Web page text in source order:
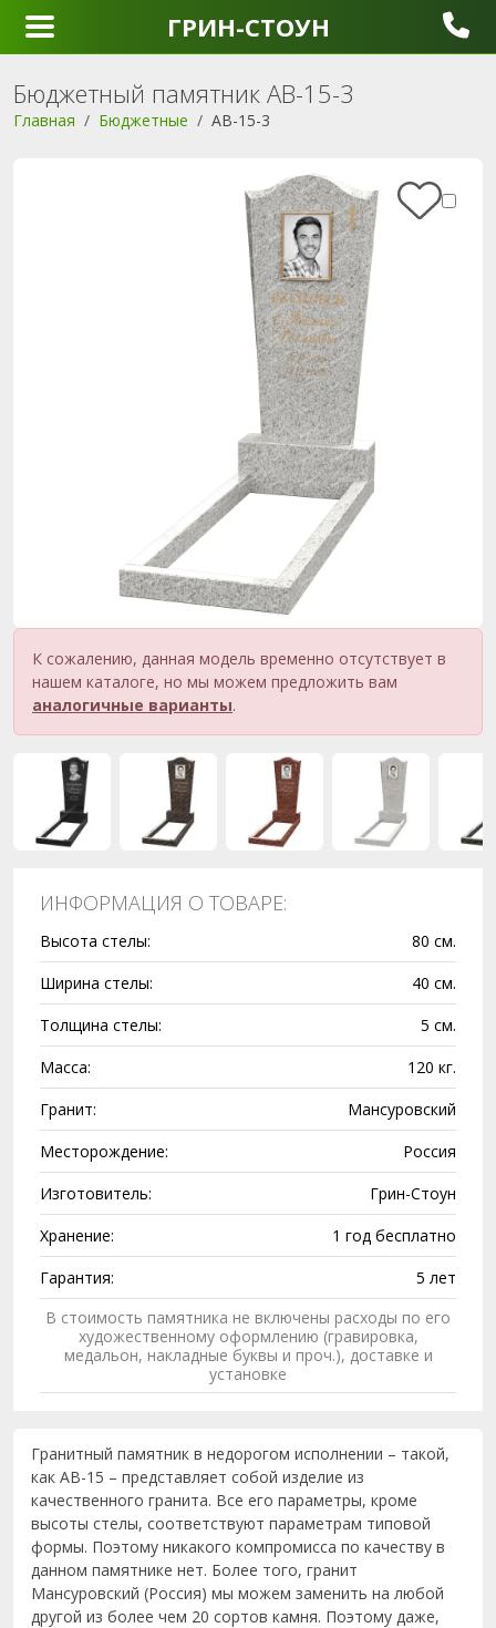
ГРИН-СТОУН
Бюджетный памятник AB-15-3
Главная Бюджетные AB-15-3
К сожалению, данная модель временно отсутствует в
нашем каталоге, но мы можем предложить вам
аналогичные варианты.
ИНФОРМАЦИЯ О ТОВАРЕ:
Высота стелы:
80 см.
Ширина стелы:
40 см.
Толщина стелы:
5 см.
Масса:
120 кг.
Гранит:
Мансуровский
Месторождение:
Россия
Изготовитель:
Грин-Стоун
Хранение:
1 год бесплатно
Гарантия:
5 лет
В стоимость памятника не включены расходы по его
художественному оформлению (гравировка,
медальон, накладные буквы и проч.), доставке и
установке
Гранитный памятник в недорогом исполнении – такой,
как AB-15 – представляет собой изделие из
качественного гранита. Все его параметры, кроме
высоты стелы, соответствуют параметрам типовой
формы. Поэтому никакого компромисса по качеству в
данном памятнике нет. Более того, гранит
Мансуровский (Россия) мы можем заменить на любой
другой из более чем 20 сортов камня. Поэтому даже,